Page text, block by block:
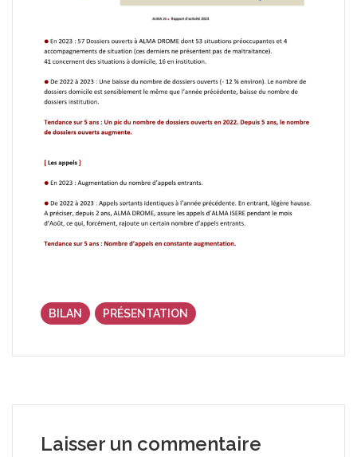
BILAN PRÉSENTATION
Laisser un commentaire